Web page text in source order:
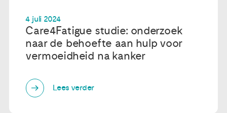
4 juli 2024
Care4Fatigue studie: onderzoek
naar de behoefte aan hulp voor
vermoeidheid na kanker
Lees verder